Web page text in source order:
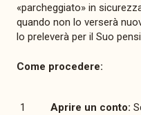
«parcheggiato» in
quando non lo verserà
lo preleverà per il Suo
Come procedere:
Aprire un conto: